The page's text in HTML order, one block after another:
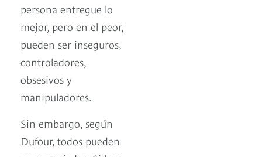
persona entregue lo
mejor, pero en el peor,
pueden ser inseguros,
controladores,
obsesivos y
manipuladores.
Sin embargo, según
Dufour, todos pueden